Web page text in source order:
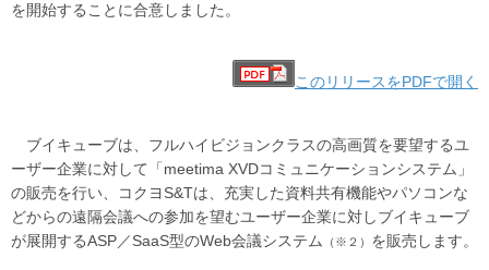
を開始することに合意しました。
このリリースをPDFで開く
ブイキューブは、フルハイビジョンクラスの高画質を要望するユ
ーザー企業に対して「meetima XVDコミュニケーションシステム」
の販売を行い、コクヨS&Tは、充実した資料共有機能やパソコンな
どからの遠隔会議への参加を望むユーザー企業に対しブイキューブ
が展開するASP／SaaS型のWeb会議システム
（※２） を販売します。